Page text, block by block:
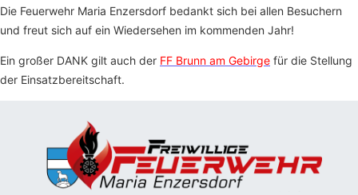
Die Feuerwehr Maria Enzersdorf bedankt sich bei allen Besuchern
und freut sich auf ein Wiedersehen im kommenden Jahr!
Ein großer DANK gilt auch der FF Brunn am Gebirge für die Stellung
der Einsatzbereitschaft.